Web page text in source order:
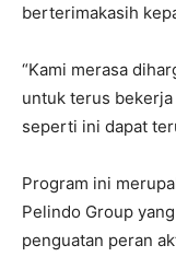
berterimakasih
“Kami merasa
untuk terus
seperti ini dapat
Program ini
Pelindo Group
penguatan peran